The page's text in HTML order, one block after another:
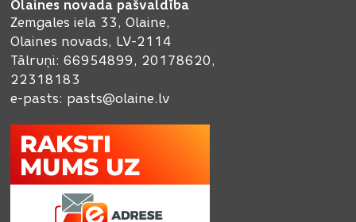
Olaines novada pašvaldība
Zemgales iela 33, Olaine,
Olaines novads, LV-2114
Tālruņi: 66954899, 20178620,
22318183
e-pasts: pasts@olaine.lv